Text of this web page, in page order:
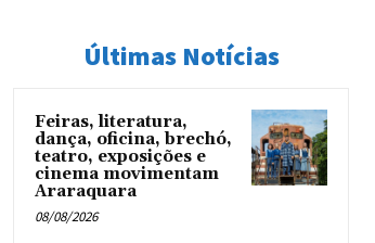
Últimas Notícias
Feiras, literatura,
dança, oficina, brechó,
teatro, exposições e
cinema movimentam
Araraquara
08/08/2026